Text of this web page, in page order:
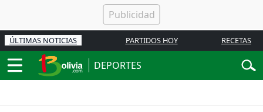
ÚLTIMAS NOTICIAS PARTIDOS HOY RECETAS
DEPORTES